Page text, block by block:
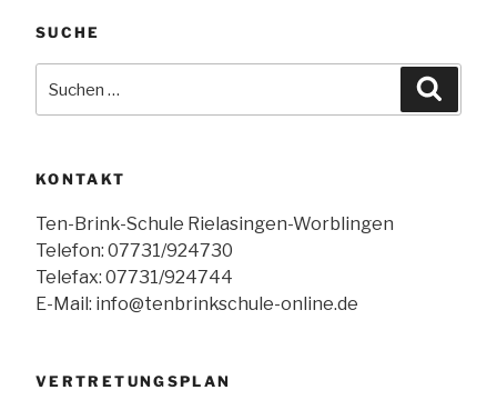
SUCHE
KONTAKT
Ten-Brink-Schule Rielasingen-Worblingen
Telefon: 07731/924730
Telefax: 07731/924744
E-Mail: info@tenbrinkschule-online.de
VERTRETUNGSPLAN